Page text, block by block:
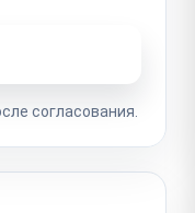
согласования.